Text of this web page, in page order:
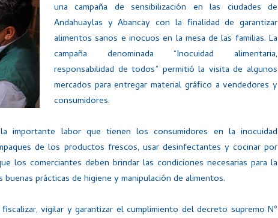
una campaña de sensibilización en las ciudades de
Andahuaylas y Abancay con la finalidad de garantizar
alimentos sanos e inocuos en la mesa de las familias. La
campaña denominada “Inocuidad alimentaria,
responsabilidad de todos” permitió la visita de algunos
mercados para entregar material gráfico a vendedores y
consumidores.
importante labor que tienen los consumidores en la inocuidad
de los productos frescos, usar desinfectantes y cocinar por
los comerciantes deben brindar las condiciones necesarias para la
prácticas de higiene y manipulación de alimentos.
fiscalizar, vigilar y garantizar el cumplimiento del decreto supremo Nº